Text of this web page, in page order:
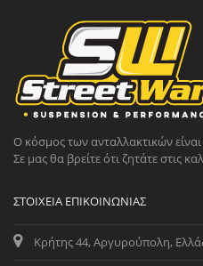
Ο κόσμος των ανταλλακτικών
Σε μας θα βρείτε ότι ζητάτε στις
ΣΤΟΙΧΕΊΑ ΕΠΙΚΟΙΝΩΝΊΑΣ
Κρήτης 44, Αργυρούπολη,